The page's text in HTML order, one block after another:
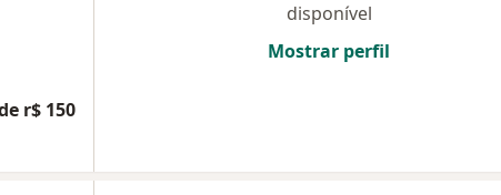
r$ 150
disponível
Mostrar perfil